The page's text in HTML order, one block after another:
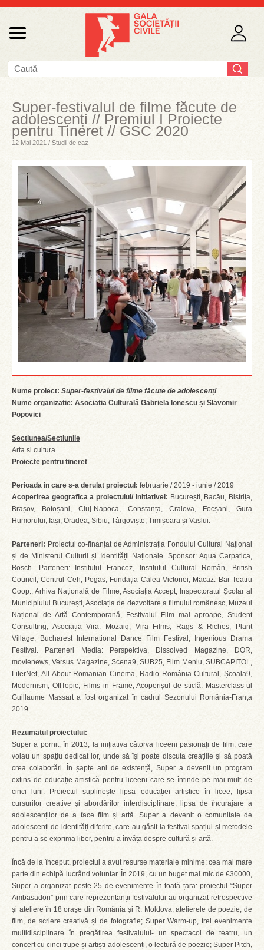
Super-festivalul de filme făcute de
adolescenți // Premiul I Proiecte
pentru Tineret // GSC 2020
12 Mai 2021 / Studii de caz
Nume proiect: Super-festivalul de filme făcute de adolescenți
Nume organizatie: Asociația Culturală Gabriela Ionescu și Slavomir
Popovici
Sectiunea/Sectiunile
Arta si cultura
Proiecte pentru tineret
Perioada in care s-a derulat proiectul: februarie / 2019 - iunie / 2019
Acoperirea geografica a proiectului/ initiativei: București, Bacău, Bistrița,
Brașov, Botoșani, Cluj-Napoca, Constanța, Craiova, Focșani, Gura
Humorului, Iași, Oradea, Sibiu, Târgoviște, Timișoara și Vaslui.
Parteneri: Proiectul co-finanțat de Administrația Fondului Cultural Național
și de Ministerul Culturii și Identității Naționale. Sponsor: Aqua Carpatica,
Bosch. Parteneri: Institutul Francez, Institutul Cultural Român, British
Council, Centrul Ceh, Pegas, Fundația Calea Victoriei, Macaz. Bar Teatru
Coop., Arhiva Națională de Filme, Asociația Accept, Inspectoratul Școlar al
Municipiului București, Asociația de dezvoltare a filmului românesc, Muzeul
Național de Artă Contemporană, Festivalul Film mai aproape, Student
Consulting, Asociația Vira. Mozaiq, Vira Films, Rags & Riches, Plant
Village, Bucharest International Dance Film Festival, Ingenious Drama
Festival. Parteneri Media: Perspektiva, Dissolved Magazine, DOR,
movienews, Versus Magazine, Scena9, SUB25, Film Meniu, SUBCAPITOL,
LiterNet, All About Romanian Cinema, Radio România Cultural, Școala9,
Modernism, OffTopic, Films in Frame, Acoperișul de sticlă. Masterclass-ul
Guillaume Massart a fost organizat în cadrul Sezonului România-Franța
2019.
Rezumatul proiectului:
Super a pornit, în 2013, la inițiativa câtorva liceeni pasionați de film, care
voiau un spațiu dedicat lor, unde să își poate discuta creațiile și să poată
crea colaborări. În șapte ani de existență, Super a devenit un program
extins de educație artistică pentru liceeni care se întinde pe mai mult de
cinci luni. Proiectul suplinește lipsa educației artistice în licee, lipsa
cursurilor creative și abordărilor interdisciplinare, lipsa de încurajare a
adolescenților de a face film și artă. Super a devenit o comunitate de
adolescenți de identități diferite, care au găsit la festival spațiul și metodele
pentru a se exprima liber, pentru a învăța despre cultură și artă.
Încă de la început, proiectul a avut resurse materiale minime: cea mai mare
parte din echipă lucrând voluntar. În 2019, cu un buget mai mic de €30000,
Super a organizat peste 25 de evenimente în toată țara: proiectul “Super
Ambasadori” prin care reprezentanții festivalului au organizat retrospective
și ateliere în 18 orașe din România și R. Moldova; atelierele de poezie, de
film, de scriere creativă și de fotografie; Super Warm-up, trei evenimente
multidisciplinare în pregătirea festivalului- un spectacol de teatru, un
concert cu cinci trupe și artiști adolescenți, o lectură de poezie; Super Pitch,